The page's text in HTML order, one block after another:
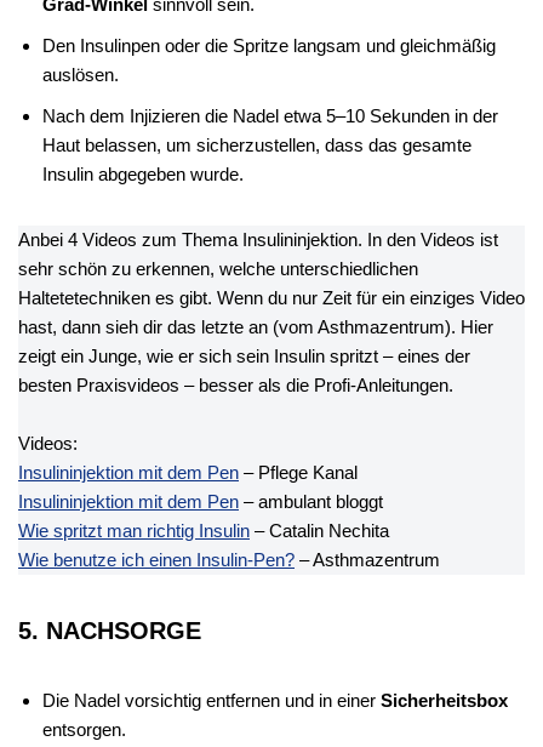
Grad-Winkel sinnvoll sein.
Den Insulinpen oder die Spritze langsam und gleichmäßig
auslösen.
Nach dem Injizieren die Nadel etwa 5–10 Sekunden in der
Haut belassen, um sicherzustellen, dass das gesamte
Insulin abgegeben wurde.
Anbei 4 Videos zum Thema Insulininjektion. In den Videos ist
sehr schön zu erkennen, welche unterschiedlichen
Haltetetechniken es gibt. Wenn du nur Zeit für ein einziges Video
hast, dann sieh dir das letzte an (vom Asthmazentrum). Hier
zeigt ein Junge, wie er sich sein Insulin spritzt – eines der
besten Praxisvideos – besser als die Profi-Anleitungen.
Videos:
Insulininjektion mit dem Pen – Pflege Kanal
Insulininjektion mit dem Pen – ambulant bloggt
Wie spritzt man richtig Insulin – Catalin Nechita
Wie benutze ich einen Insulin-Pen? – Asthmazentrum
5. NACHSORGE
Die Nadel vorsichtig entfernen und in einer Sicherheitsbox
entsorgen.